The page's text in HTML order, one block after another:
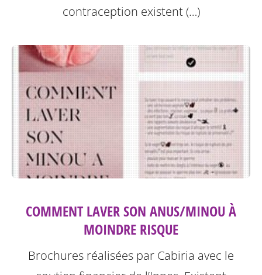
contraception existent (…)
COMMENT LAVER SON ANUS/MINOU À
MOINDRE RISQUE
Brochures réalisées par Cabiria avec le